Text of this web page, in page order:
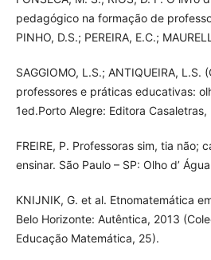
pedagógico na formação de
PINHO, D.S.; PEREIRA, E.C.;
SAGGIOMO, L.S.; ANTIQUEIRA, L.S.
professores e práticas educativas:
1ed.Porto Alegre: Editora Casaletras,
FREIRE, P. Professoras sim, tia não;
ensinar. São Paulo – SP: Olho d’
KNIJNIK, G. et al. Etnomatemática
Belo Horizonte: Autêntica, 2013
Educação Matemática, 25).